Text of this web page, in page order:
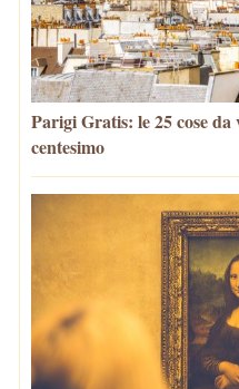
Parigi Gratis: le 25 cose da
centesimo